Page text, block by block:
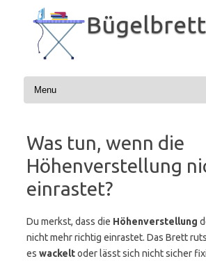
Inhalt
springen
Was tun, wenn die
Höhenverstellung
einrastet?
Du merkst, dass die Höhenverstellung
nicht mehr richtig einrastet. Das Brett
es wackeltoder lässt sich nicht sicher